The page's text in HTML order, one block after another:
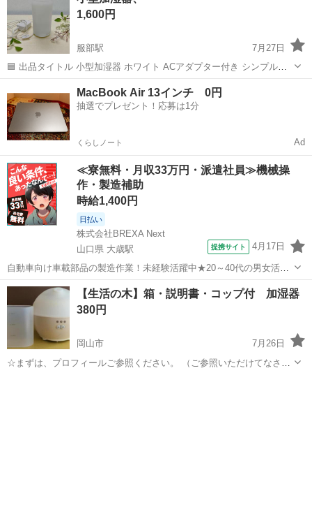
います...
1,600円
服部駅
7月27日
🟦 出品タイトル 小型加湿器 ホワイト ACアダプター付き シンプルデ
ザイン 🟦 出品内容 小型の加湿器です。 シンプルなホワイトカラー
で、インテリアになじみやすいデザインです。 【状態】 ・中古品 ・
使用に伴う小キズ...
総社市 服部駅 季節、空調家電 ビールサーバー
MacBook Air 13インチ 0円
抽選でプレゼント！応募は1分
くらしノート Ad
≪寮無料・月収33万円・派遣社員≫機械操
作・製造補助
時給1,400円
日払い
株式会社BREXA Next
山口県 大歳駅
提携サイト 4月17日
自動車向け車載部品の製造作業！未経験活躍中★20～40代の男女活躍
中！友達同士での応募OK！備品付きワンルーム寮費無料！赴任旅費会
社負担！生活支援物資事前対応可◎格安食堂利用可！年間休日135日
♪《山口県山口市》 人気の工...
山口 山口市 大歳駅 その他
【生活の木】箱・説明書・コップ付 加湿器
380円
岡山市
7月26日
☆まずは、プロフィールご参照ください。 （ご参照いただけてなさそ